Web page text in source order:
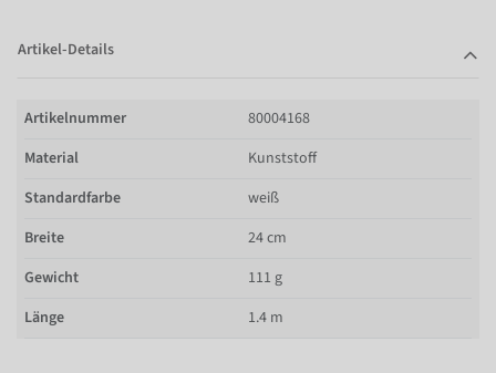
Artikel-Details
Artikelnummer
80004168
Material
Kunststoff
Standardfarbe
weiß
Breite
24 cm
Gewicht
111 g
Länge
1.4 m